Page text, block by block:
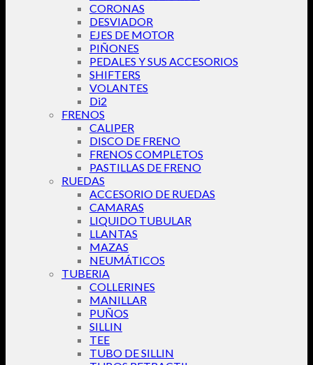
CORONAS
DESVIADOR
EJES DE MOTOR
PIÑONES
PEDALES Y SUS ACCESORIOS
SHIFTERS
VOLANTES
Di2
FRENOS
CALIPER
DISCO DE FRENO
FRENOS COMPLETOS
PASTILLAS DE FRENO
RUEDAS
ACCESORIO DE RUEDAS
CAMARAS
LIQUIDO TUBULAR
LLANTAS
MAZAS
NEUMÁTICOS
TUBERIA
COLLERINES
MANILLAR
PUÑOS
SILLIN
TEE
TUBO DE SILLIN